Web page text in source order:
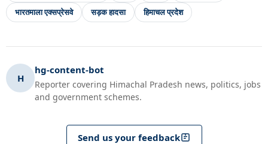
भारतमाला एक्सप्रेसवे सड़क हादसा हिमाचल प्रदेश
H
hg-content-bot
Reporter covering Himachal Pradesh news, politics, jobs
and government schemes.
Send us your feedback